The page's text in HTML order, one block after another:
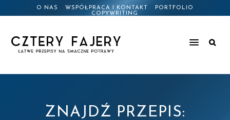
O NAS WSPÓŁPRACA I KONTAKT
PORTFOLIO
COPYWRITING
ZNAJDŹ PRZEPIS: